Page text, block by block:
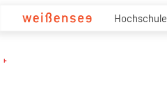
Hochschule